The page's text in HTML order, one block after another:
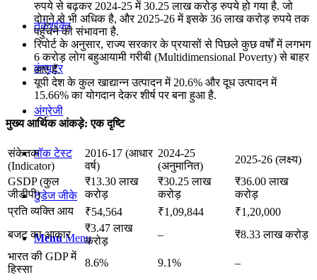
तर्कशक्ति
कंप्यूटर
अंग्रेजी
मॉक टेस्ट
टुडेज जीके
Menu Menu
रुपये से बढ़कर 2024-25 में 30.25 लाख करोड़ रुपये हो गया है. जो
दोगुने से भी अधिक है, और 2025-26 में इसके 36 लाख करोड़ रुपये तक
पहुंचने की संभावना है.
रिपोर्ट के अनुसार, राज्य सरकार के प्रयासों से पिछले कुछ वर्षों में लगभग
6 करोड़ लोग बहुआयामी गरीबी (Multidimensional Poverty) से बाहर
आए हैं.
यूपी देश के कुल खाद्यान्न उत्पादन में 20.6% और दूध उत्पादन में
15.66% का योगदान देकर शीर्ष पर बना हुआ है.
मुख्य आर्थिक आंकड़े: एक दृष्टि
संकेतक
(Indicator)
2016-17 (आधार
वर्ष)
2024-25
(अनुमानित)
2025-26 (लक्ष्य)
GSDP (कुल
जीडीपी)
₹13.30 लाख
करोड़
₹30.25 लाख
करोड़
₹36.00 लाख
करोड़
प्रति व्यक्ति आय
₹54,564 ₹1,09,844
₹1,20,000
बजट का आकार
₹3.47 लाख
करोड़
–
₹8.33 लाख करोड़
भारत की GDP में
हिस्सा
8.6% 9.1% –